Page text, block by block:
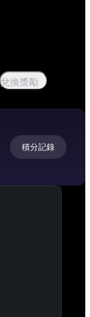
兌換獎勵
積分記錄